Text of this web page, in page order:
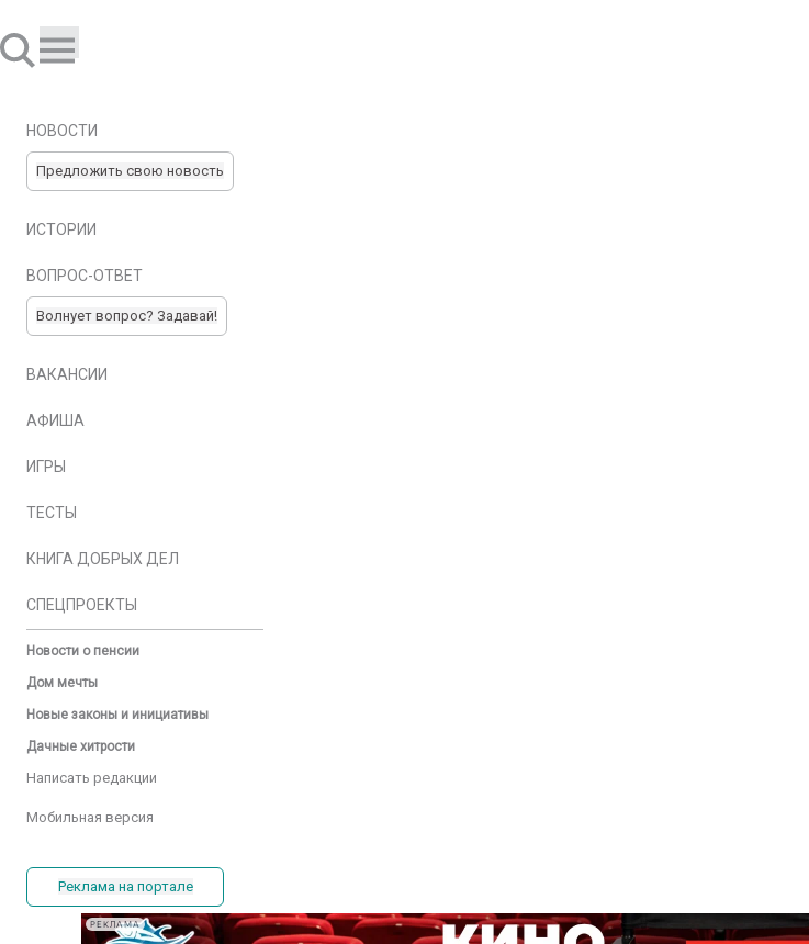
НОВОСТИ
Предложить свою новость
ИСТОРИИ
ВОПРОС-ОТВЕТ
Волнует вопрос? Задавай!
ВАКАНСИИ
АФИША
ИГРЫ
ТЕСТЫ
КНИГА ДОБРЫХ ДЕЛ
СПЕЦПРОЕКТЫ
Новости о пенсии
Дом мечты
Новые законы и инициативы
Дачные хитрости
Написать редакции
Мобильная версия
Реклама на портале
РЕКЛАМА